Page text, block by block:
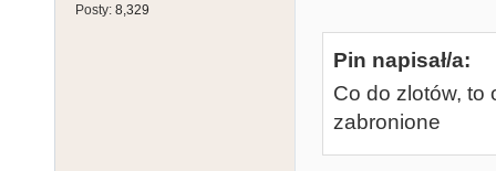
Posty: 8,329
Pin napisał/a:
Co do zlotów, to
zabronione